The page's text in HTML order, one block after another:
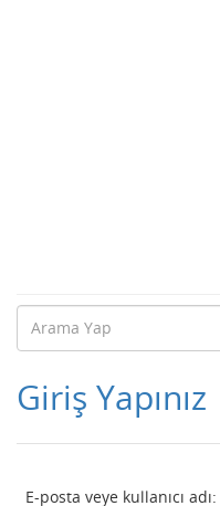
Giriş Yapınız
E-posta veye kullanıcı adı: